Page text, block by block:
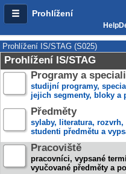
Prohlížení
Prohlížení IS/STAG (S025)
Prohlížení IS/STAG
Programy a
studijní programy,
jejich segmenty, bloky a
Předměty
sylaby, literatura, rozvrh,
studenti předmětu a
Pracoviště
pracovníci, vypsané
vyučované předměty a